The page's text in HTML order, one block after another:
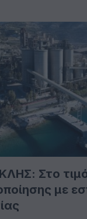
Στο
με